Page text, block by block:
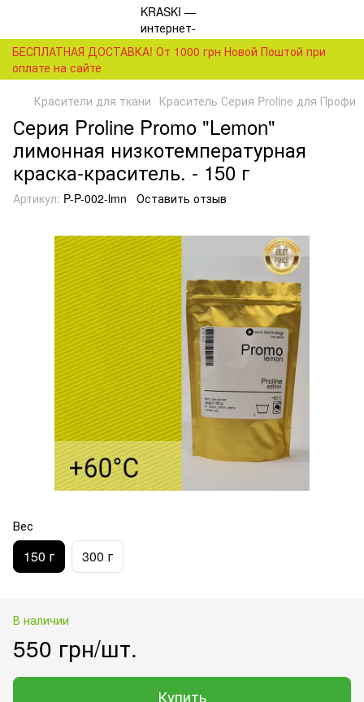
БЕСПЛАТНАЯ ДОСТАВКА! От 1000 грн Новой Поштой при
оплате на сайте
Красители для ткани Краситель Серия Proline для Профи
Серия Proline Promo "Lemon"
лимонная низкотемпературная
краска-краситель. - 150 г
Артикул: P-P-002-lmn Оставить отзыв
Вес
150 г 300 г
В наличии
550 грн/шт.
Купить